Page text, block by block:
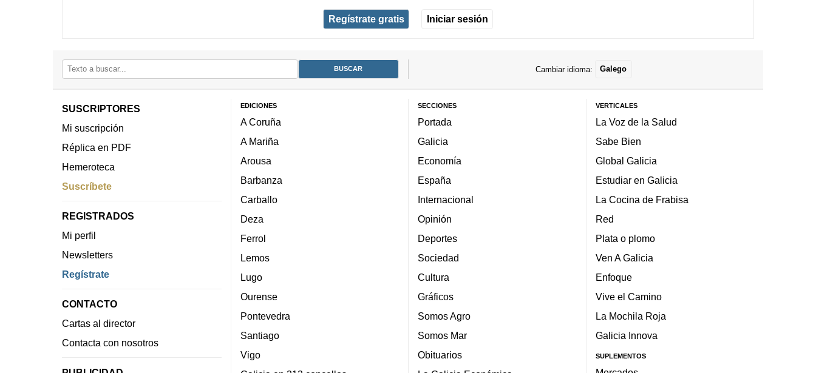
Regístrate gratis Iniciar sesión
Cambiar idioma: Galego
SUSCRIPTORES
Mi suscripción
Réplica en PDF
Hemeroteca
Suscríbete
REGISTRADOS
Mi perfil
Newsletters
Regístrate
CONTACTO
Cartas al director
Contacta con nosotros
EDICIONES
A Coruña
A Mariña
Arousa
Barbanza
Carballo
Deza
Ferrol
Lemos
Lugo
Ourense
Pontevedra
Santiago
Vigo
SECCIONES
Portada
Galicia
Economía
España
Internacional
Opinión
Deportes
Sociedad
Cultura
Gráficos
Somos Agro
Somos Mar
Obituarios
VERTICALES
La Voz de la Salud
Sabe Bien
Global Galicia
Estudiar en Galicia
La Cocina de Frabisa
Red
Plata o plomo
Ven A Galicia
Enfoque
Vive el Camino
La Mochila Roja
Galicia Innova
SUPLEMENTOS